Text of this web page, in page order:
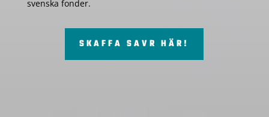
svenska fonder.
SKAFFA SAVR HÄR!